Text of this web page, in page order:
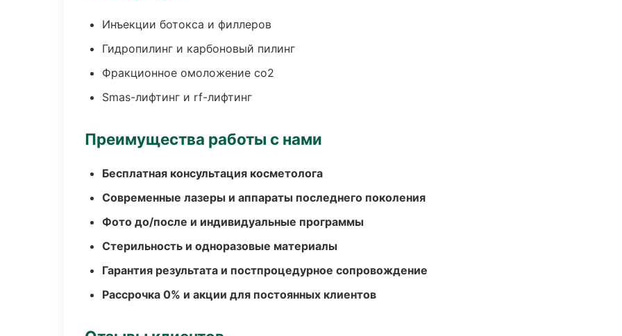
Инъекции ботокса и филлеров
Гидропилинг и карбоновый пилинг
Фракционное омоложение co2
Smas-лифтинг и rf-лифтинг
Преимущества работы с нами
Бесплатная консультация косметолога
Современные лазеры и аппараты последнего поколения
Фото до/после и индивидуальные программы
Стерильность и одноразовые материалы
Гарантия результата и постпроцедурное сопровождение
Рассрочка 0% и акции для постоянных клиентов